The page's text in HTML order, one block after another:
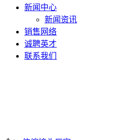
新闻中心
新闻资讯
销售网络
诚聘英才
联系我们